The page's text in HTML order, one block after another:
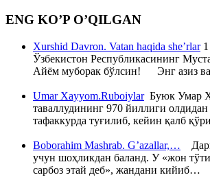
ENG KO’P O’QILGAN
Xurshid Davron. Vatan haqida she’rlar1
Ўзбекистон Республикасининг
Айём муборак бўлсин! Энг азиз
Umar Xayyom.RuboiylarБуюк Умар
таваллудининг 970 йиллиги
тафаккурда туғилиб, кейин қалб
Boborahim Mashrab. G’azallar,…
учун шоҳликдан баланд. У «жон
сарбоз этай деб», жандани кийиб…